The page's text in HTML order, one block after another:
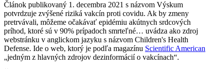
Článok publikovaný 1. decembra 2021 s názvom Výskum
potvrdzuje zvýšené riziká vakcín proti covidu. Ak by zmeny
pretrvávali, môžeme očakávať epidémiu akútnych srdcových
príhod, ktoré sú v 90% prípadoch smrteľné… uvádza ako zdroj
webstránku v anglickom jazyku s názvom Children's Health
Defense. Ide o web, ktorý je podľa magazínu Scientific American
„jedným z hlavných zdrojov dezinformácií o vakcínach“.